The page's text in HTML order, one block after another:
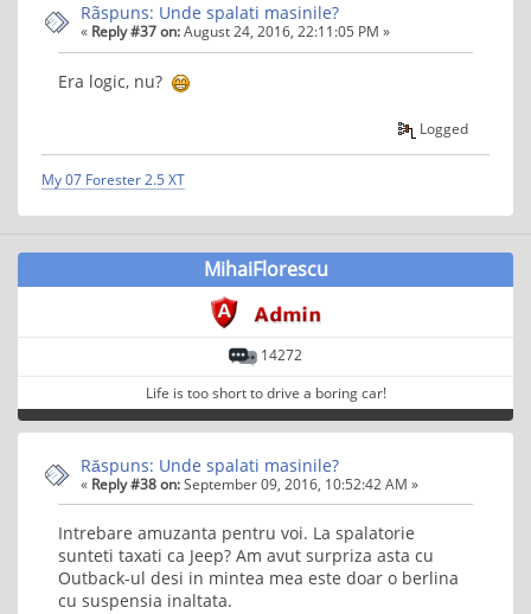
Rãspuns: Unde spalati masinile?
« Reply #37 on:August 24, 2016, 22:11:05 PM »
Era logic, nu?
Logged
My 07 Forester 2.5 XT
MihaiFlorescu
14272
Life is too short to drive a boring car!
Răspuns: Unde spalati masinile?
« Reply #38 on:September 09, 2016, 10:52:42 AM »
Intrebare amuzanta pentru voi. La spalatorie
sunteti taxati ca Jeep? Am avut surpriza asta cu
Outback-ul desi in mintea mea este doar o berlina
cu suspensia inaltata.